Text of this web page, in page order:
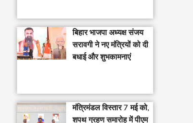
बिहार भाजपा अध्यक्ष संजय
सरावगी ने नए मंत्रियों को दी
बधाई और शुभकामनाएं
मंत्रिमंडल विस्तार 7 मई को,
शपथ ग्रहण समारोह में पीएम